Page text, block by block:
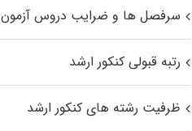
سرفصل ها و ضرایب دروس آزمون
رتبه قبولی کنکور ارشد
ظرفیت رشته های کنکور ارشد